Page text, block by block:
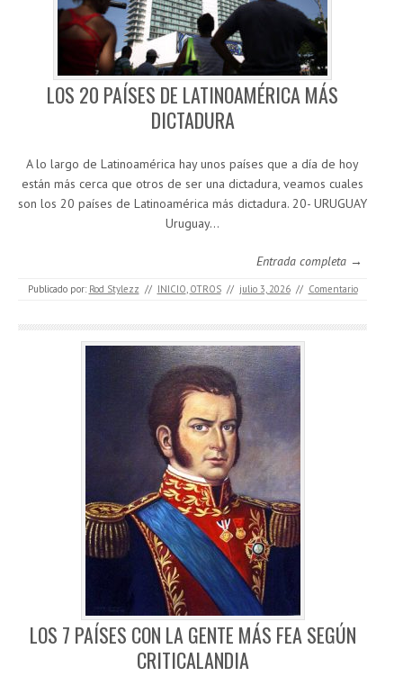
LOS 20 PAÍSES DE LATINOAMÉRICA MÁS
DICTADURA
A lo largo de Latinoamérica hay unos países que a día de hoy
están más cerca que otros de ser una dictadura, veamos cuales
son los 20 países de Latinoamérica más dictadura. 20- URUGUAY
Uruguay…
Entrada completa →
Publicado por: Rod Stylezz // INICIO OTROS // julio 3, 2026 // Comentario
LOS 7 PAÍSES CON LA GENTE MÁS FEA SEGÚN
CRITICALANDIA